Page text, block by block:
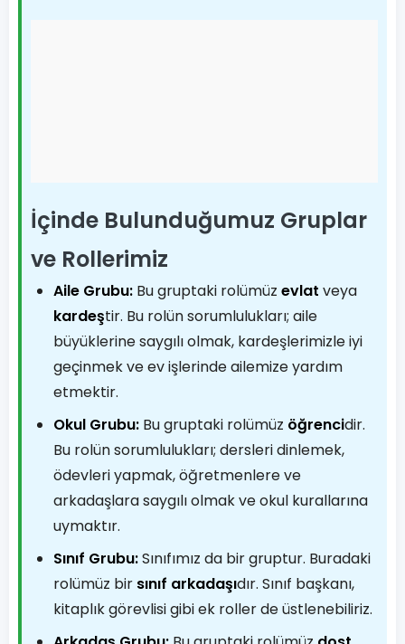
İçinde Bulunduğumuz Gruplar
ve Rollerimiz
Aile Grubu: Bu gruptaki rolümüz evlat veya
kardeştir. Bu rolün sorumlulukları; aile
büyüklerine saygılı olmak, kardeşlerimizle iyi
geçinmek ve ev işlerinde ailemize yardım
etmektir.
Okul Grubu: Bu gruptaki rolümüz öğrencidir.
Bu rolün sorumlulukları; dersleri dinlemek,
ödevleri yapmak, öğretmenlere ve
arkadaşlara saygılı olmak ve okul kurallarına
uymaktır.
Sınıf Grubu:Sınıfımız da bir gruptur. Buradaki
rolümüz bir sınıf arkadaşıdır. Sınıf başkanı,
kitaplık görevlisi gibi ek roller de üstlenebiliriz.